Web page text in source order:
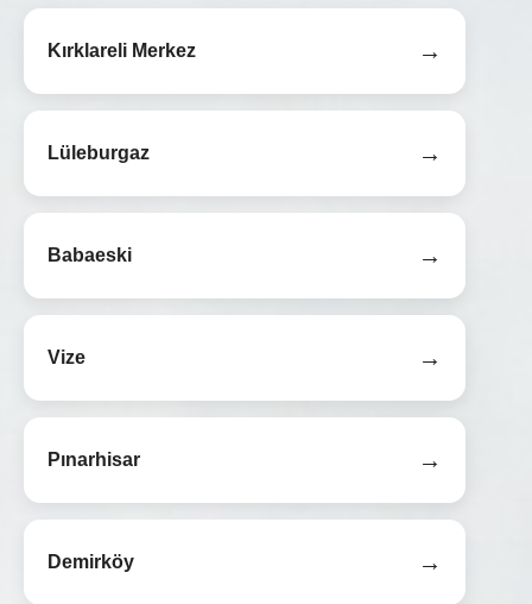
Kırklareli Merkez →
Lüleburgaz →
Babaeski →
Vize →
Pınarhisar →
Demirköy →